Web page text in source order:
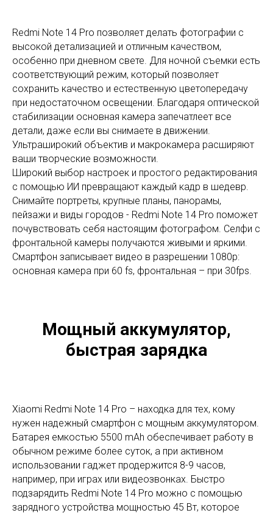
Redmi Note 14 Pro позволяет делать фотографии с
высокой детализацией и отличным качеством,
особенно при дневном свете. Для ночной съемки есть
соответствующий режим, который позволяет
сохранить качество и естественную цветопередачу
при недостаточном освещении. Благодаря оптической
стабилизации основная камера запечатлеет все
детали, даже если вы снимаете в движении.
Ультраширокий объектив и макрокамера расширяют
ваши творческие возможности.
Широкий выбор настроек и простого редактирования
с помощью ИИ превращают каждый кадр в шедевр.
Снимайте портреты, крупные планы, панорамы,
пейзажи и виды городов - Redmi Note 14 Pro поможет
почувствовать себя настоящим фотографом. Селфи с
фронтальной камеры получаются живыми и яркими.
Смартфон записывает видео в разрешении 1080p:
основная камера при 60 fs, фронтальная – при 30fps.
Мощный аккумулятор,
быстрая зарядка
Xiaomi Redmi Note 14 Pro – находка для тех, кому
нужен надежный смартфон с мощным аккумулятором.
Батарея емкостью 5500 mAh обеспечивает работу в
обычном режиме более суток, а при активном
использовании гаджет продержится 8-9 часов,
например, при играх или видеозвонках. Быстро
подзарядить Redmi Note 14 Pro можно с помощью
зарядного устройства мощностью 45 Вт, которое